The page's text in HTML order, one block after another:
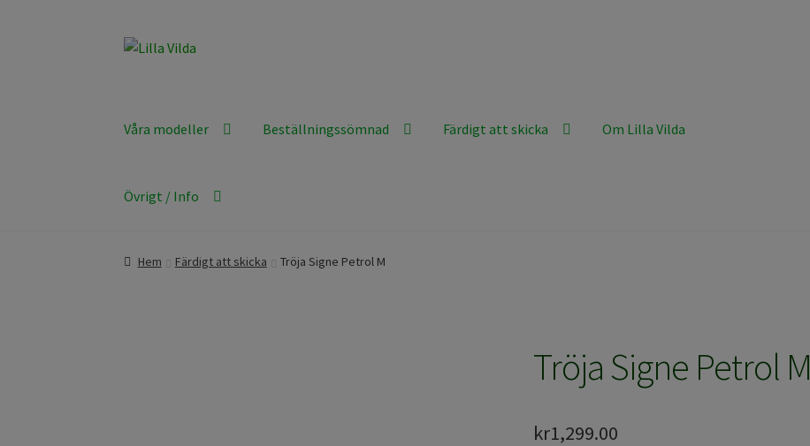
Hoppa
Hoppa
Våra modeller Beställningssömnad Färdigt att skicka Om Lilla Vilda
Övrigt / Info
Hem Färdigt att skicka Tröja Signe Petrol M
Tröja Signe Petrol M
kr1,299.00